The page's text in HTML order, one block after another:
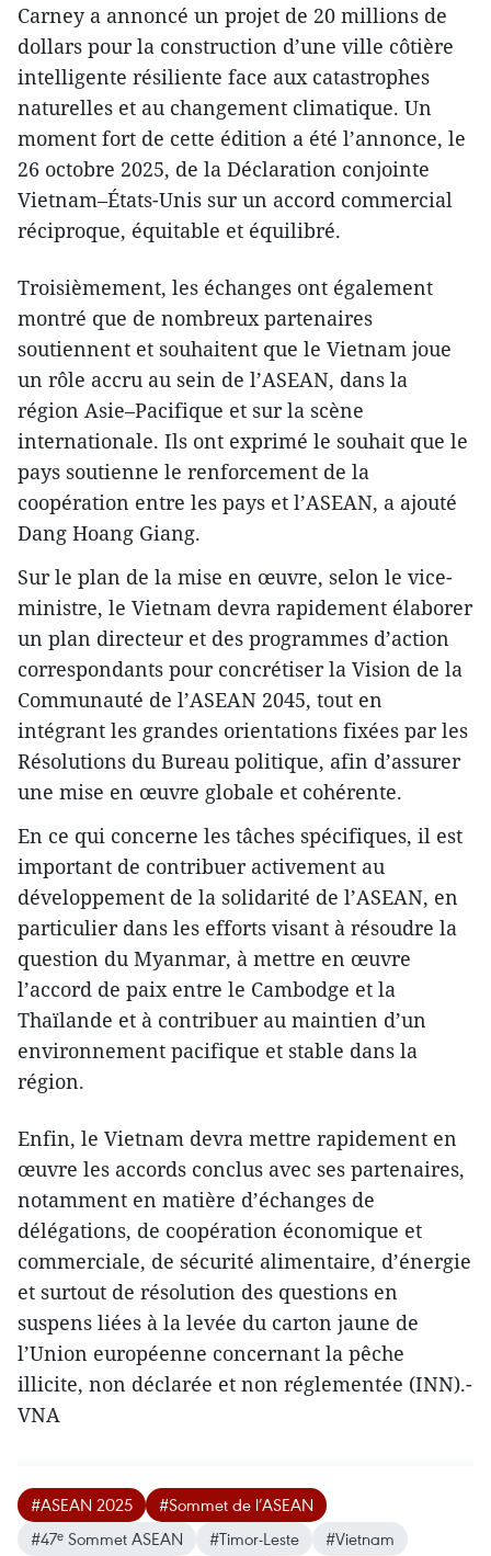
Carney a annoncé un projet de 20 millions de
dollars pour la construction d’une ville côtière
intelligente résiliente face aux catastrophes
naturelles et au changement climatique. Un
moment fort de cette édition a été l’annonce, le
26 octobre 2025, de la Déclaration conjointe
Vietnam–États-Unis sur un accord commercial
réciproque, équitable et équilibré.
Troisièmement, les échanges ont également
montré que de nombreux partenaires
soutiennent et souhaitent que le Vietnam joue
un rôle accru au sein de l’ASEAN, dans la
région Asie–Pacifique et sur la scène
internationale. Ils ont exprimé le souhait que le
pays soutienne le renforcement de la
coopération entre les pays et l’ASEAN, a ajouté
Dang Hoang Giang.
Sur le plan de la mise en œuvre, selon le vice-
ministre, le Vietnam devra rapidement élaborer
un plan directeur et des programmes d’action
correspondants pour concrétiser la Vision de la
Communauté de l’ASEAN 2045, tout en
intégrant les grandes orientations fixées par les
Résolutions du Bureau politique, afin d’assurer
une mise en œuvre globale et cohérente.
En ce qui concerne les tâches spécifiques, il est
important de contribuer activement au
développement de la solidarité de l’ASEAN, en
particulier dans les efforts visant à résoudre la
question du Myanmar, à mettre en œuvre
l’accord de paix entre le Cambodge et la
Thaïlande et à contribuer au maintien d’un
environnement pacifique et stable dans la
région.
Enfin, le Vietnam devra mettre rapidement en
œuvre les accords conclus avec ses partenaires,
notamment en matière d’échanges de
délégations, de coopération économique et
commerciale, de sécurité alimentaire, d’énergie
et surtout de résolution des questions en
suspens liées à la levée du carton jaune de
l’Union européenne concernant la pêche
illicite, non déclarée et non réglementée (INN).-
VNA
#ASEAN 2025
#Sommet de l’ASEAN
#47ᵉ Sommet ASEAN
#Timor-Leste
#Vietnam